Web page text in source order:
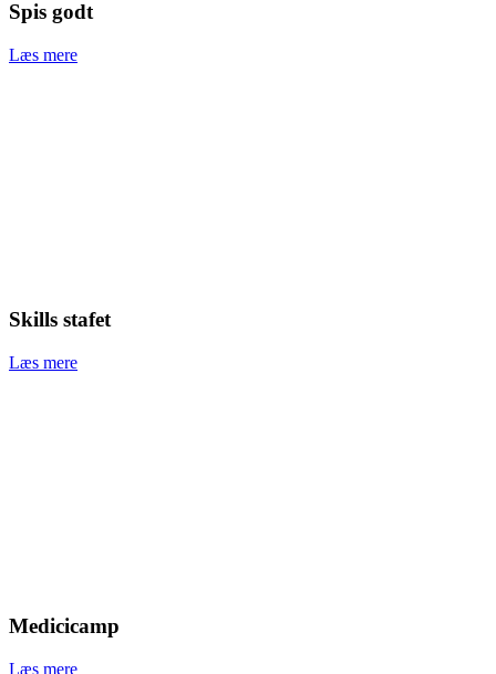
Spis godt
Læs mere
Skills stafet
Læs mere
Medicicamp
Læs mere